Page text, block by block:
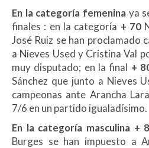
En la categoría femenina ya
finales : en la categoría + 70
José Ruiz se han proclamado
a Nieves Used y Cristina Val
muy disputado; en la final +
Sánchez que junto a Nieves
campeonas ante Arancha
7/6 en un partido igualadísimo.
En la categoría masculina +
Burges se han impuesto a